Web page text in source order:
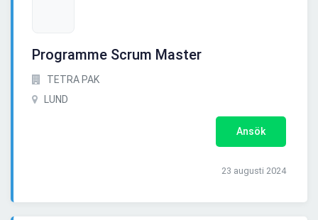
Programme Scrum Master
TETRA PAK
LUND
Ansök
23 augusti 2024